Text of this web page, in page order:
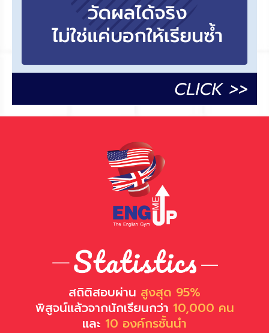
สถิติสอบผ่าน สูงสุด 95%
พิสูจน์แล้วจากนักเรียนกว่า 10,000 คน
และ 10 องค์กรชั้นนำ